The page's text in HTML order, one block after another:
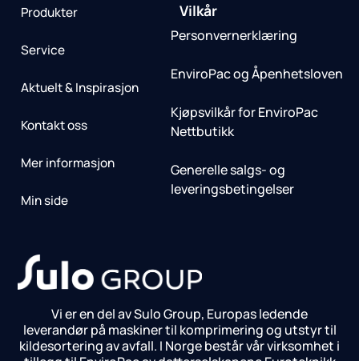
Produkter
Service
Aktuelt & Inspirasjon
Kontakt oss
Mer informasjon
Min side
Vilkår
Personvernerklæring
EnviroPac og Åpenhetsloven
Kjøpsvilkår for EnviroPac
Nettbutikk
Generelle salgs- og
leveringsbetingelser
Vi er en del av Sulo Group, Europas ledende
leverandør på maskiner til komprimering og utstyr til
kildesortering av avfall. I Norge består vår virksomhet i